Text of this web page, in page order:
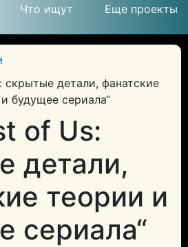
Что ищут Еще проекты
© 2026
of Us:
детали,
теории и
сериала“